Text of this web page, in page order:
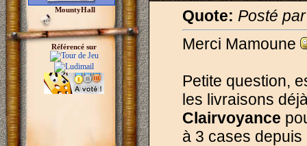
MountyHall
Référencé sur
Quote: Posté
Merci Mamoune
Petite question,
les livraisons
Clairvoyance
à 3 cases